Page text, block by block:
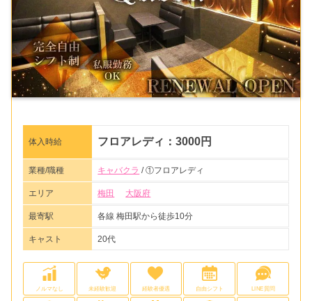
体入時給 フロアレディ：3000円
業種/職種 キャバクラ / ①フロアレディ
エリア 梅田 大阪府
最寄駅 各線 梅田駅から徒歩10分
キャスト 20代
ノルマなし 未経験歓迎 経験者優遇 自由シフト LINE質問